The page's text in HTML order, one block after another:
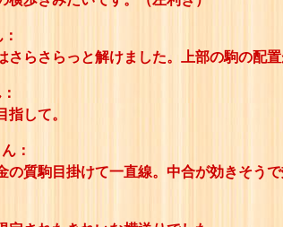
さらさらっと解けました。上部の駒の配置
指して。
：
の質駒目掛けて一直線。中合が効きそう